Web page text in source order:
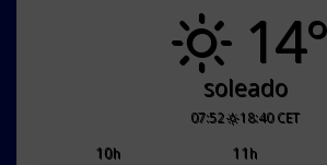
14°
soleado
07:52 18:40 CET
10h 11h